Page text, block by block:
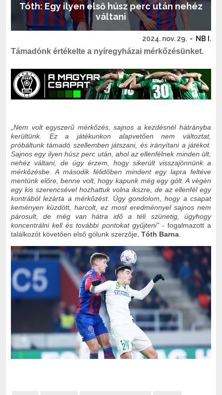
Tóth: Egy ilyen első húsz perc után nehéz
váltani
2024. nov. 29. - NB I.
Támadónk értékelte a nyíregyházai mérkőzésünket.
„Nem volt egyszerű mérkőzés, sajnos a kezdésnél hátrányba
kerültünk. Ez a játékunkon alapvetően nem változtat,
próbáltunk támadó szellemben játszani, és irányítani a játékot.
Sajnos egy ilyen húsz perc után, ahol az ellenfélnek minden ült,
nehéz váltani, de úgy érzem, hogy sikerült visszajönnünk a
mérkőzésbe. A második félidőben mindent egy lapra feltéve
mentünk előre, benne volt, hogy kapunk még egy gólt. A végén
egy kis szerencsével hozhattuk volna ikszre, de az ellenfél egy
kontrából lezárta a mérkőzést. Úgy gondolom, hogy a csapat
keményen küzdött, harcolt, ez most eredménnyel sajnos nem
párosult, de még van hátra idő a téli szünetig, úgyhogy
koncentrálni kell és további pontokat gyűjteni”- fogalmazott a
találkozót követően első gólunk szerzője, Tóth Barna.